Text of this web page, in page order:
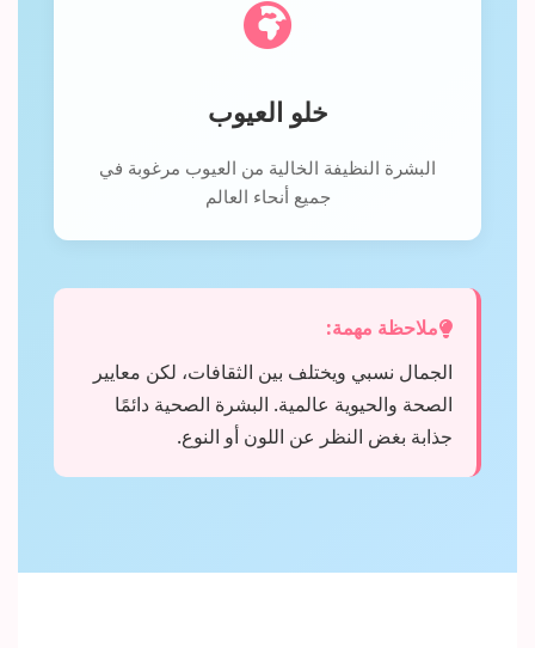
خلو العيوب
البشرة النظيفة الخالية من العيوب مرغوبة في
جميع أنحاء العالم
ملاحظة مهمة:
الجمال نسبي ويختلف بين الثقافات، لكن معايير
الصحة والحيوية عالمية. البشرة الصحية دائمًا
جذابة بغض النظر عن اللون أو النوع.